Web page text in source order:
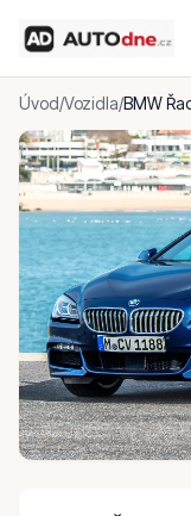
Úvod/Vozidla/BMW